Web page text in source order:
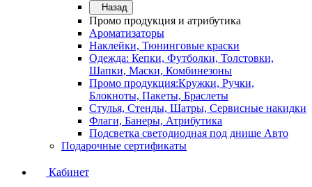
Назад
Промо продукция и атрибутика
Ароматизаторы
Наклейки, Тюнинговые краски
Одежда: Кепки, Футболки, Толстовки,
Шапки, Маски, Комбинезоны
Промо продукция:Кружки, Ручки,
Блокноты, Пакеты, Браслеты
Стулья, Стенды, Шатры, Сервисные накидки
Флаги, Банеры, Атрибутика
Подсветка светодиодная под днище Авто
Подарочные сертификаты
Кабинет